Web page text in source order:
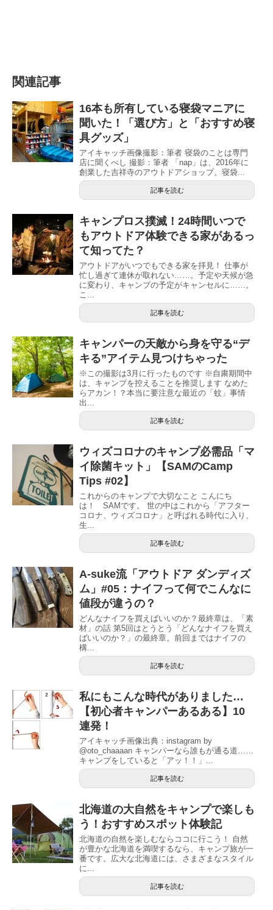
関連記事
16本も所有している寝袋マニアに
聞いた！「選び方」と「おすすめ寝
具グッズ」
アイキャッチ画像撮影：筆者 寝袋のことは専門
店に聞くべし 撮影：筆者 「nap」は、2016年に
創業した吉祥寺のアウトドアショップ。寝袋...
記事を読む
キャンプロス撲滅！24時間いつで
もアウトドア体験できる家があるっ
て知ってた？
アウトドアがいつでもできる家を拝見！ 仕事が
忙し過ぎて連休が取れない……。予定や天候が急
に変わり、キャンプの予定がキャンセルに……。
こ...
記事を読む
キャンパーの天敵から身を守る“デ
キる”アイテム見つけちゃった
※この撮影は3月に行ったものです ※自粛期間中
は、キャンプを控えることを推奨します なめた
らアカン！？本当に要注意な最近の「蚊」事情
出...
記事を読む
ウィズコロナのキャンプ必需品「マ
イ除菌キット」【SAMのCamp
Tips #02】
これからのキャンプで大切なこと こんにち
は！ SAMです。 世の中はこれから「アフター
コロナ、ウィズコロナ」と呼ばれる時代に入り、
生...
記事を読む
A-suke流「アウトドア ダンディズ
ム」#05：ナイフって何でこんなに
値段が違うの？
どんなナイフを買えばいいのか？最終章は、「素
材」の話 第5回はとうとう「どんなナイフを買え
ばいいのか？」の最終章。前回まではナイフの
構...
記事を読む
私にもこんな時代がありました…
【初心者キャンパーあるある】10
連発！
アイキャッチ画像出典：instagram by
@oto_chaaaan キャンパーなら誰もが通る道……
キャンプをしていると「アッ！！」...
記事を読む
北海道の大自然をキャンプで楽しも
う！おすすめスポット体験記
北海道の自然を楽しむならココに行こう！ 自然
が豊かな北海道を満喫するなら、キャンプ旅が一
番です。広大な北海道には、さまざまなスタイル
に...
記事を読む